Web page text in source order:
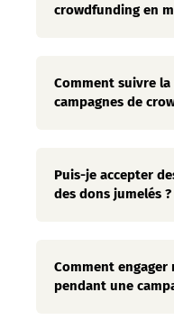
crowdfunding en
Comment suivre
campagnes de
Puis-je accepter
des dons jumelés ?
Comment engager
pendant une